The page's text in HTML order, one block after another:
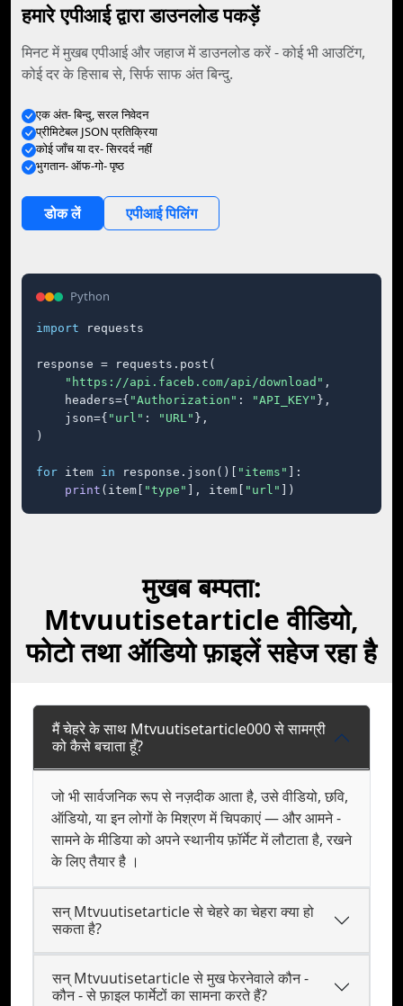
हमारे एपीआई द्वारा डाउनलोड पकड़ें
मिनट में मुखब एपीआई और जहाज में डाउनलोड करें - कोई भी आउटिंग,
कोई दर के हिसाब से, सिर्फ साफ अंत बिन्दु.
एक अंत- बिन्दु, सरल निवेदन
प्रीमिटेबल JSON प्रतिक्रिया
कोई जाँच या दर- सिरदर्द नहीं
भुगतान- ऑफ-गो- पृष्ठ
डोक लें एपीआई पिलिंग
Python
import requests
response = requests.post(
"https://api.faceb.com/api/download" ,
    headers={
"Authorization" : "API_KEY" },
    json={
"url" : "URL" },
)
for item in response.json()[ "items"
]:
print (item[ "type" ], item[ "url" ])
मुखब बम्पता:
Mtvuutisetarticle वीडियो,
फोटो तथा ऑडियो फ़ाइलें सहेज रहा है
मैं चेहरे के साथ Mtvuutisetarticle000 से सामग्री
को कैसे बचाता हूँ?
जो भी सार्वजनिक रूप से नज़दीक आता है, उसे वीडियो, छवि,
ऑडियो, या इन लोगों के मिश्रण में चिपकाएं — और आमने -
सामने के मीडिया को अपने स्थानीय फ़ॉर्मेट में लौटाता है, रखने
के लिए तैयार है ।
सन्‌ Mtvuutisetarticle से चेहरे का चेहरा क्या हो
सकता है?
सन्‌ Mtvuutisetarticle से मुख फेरनेवाले कौन -
कौन - से फ़ाइल फार्मेटों का सामना करते हैं?